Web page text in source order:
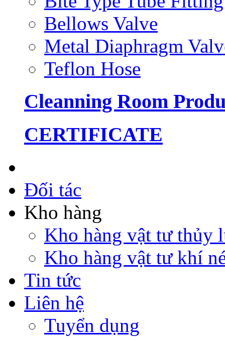
Bellows Valve
Metal Diaphragm
Teflon Hose
Cleanning Room
CERTIFICATE
Đối tác
Kho hàng
Kho hàng vật tư thủy
Kho hàng vật tư khí
Tin tức
Liên hệ
Tuyển dụng